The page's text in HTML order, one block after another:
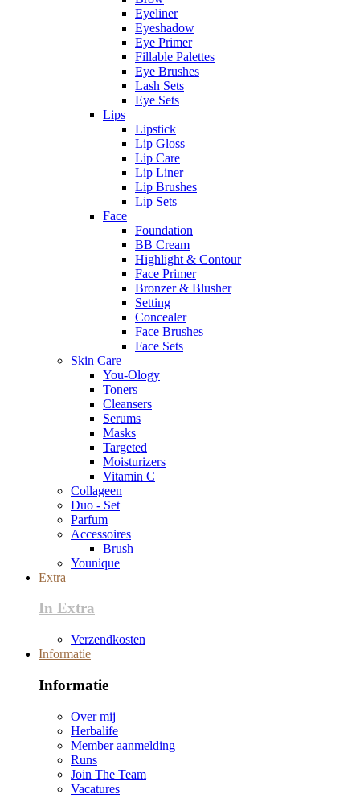
Eyeliner
Eyeshadow
Eye Primer
Fillable Palettes
Eye Brushes
Lash Sets
Eye Sets
Lips
Lipstick
Lip Gloss
Lip Care
Lip Liner
Lip Brushes
Lip Sets
Face
Foundation
BB Cream
Highlight & Contour
Face Primer
Bronzer & Blusher
Setting
Concealer
Face Brushes
Face Sets
Skin Care
You-Ology
Toners
Cleansers
Serums
Masks
Targeted
Moisturizers
Vitamin C
Collageen
Duo - Set
Parfum
Accessoires
Brush
Younique
Extra
In Extra
Verzendkosten
Informatie
Informatie
Over mij
Herbalife
Member aanmelding
Runs
Join The Team
Vacatures